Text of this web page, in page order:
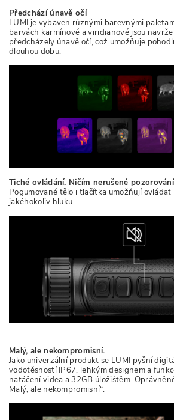
Předchází únavě očí
LUMI je vybaven různými barevnými
barvách karmínové a viridianové jsou
předcházely únavě očí, což umožňuje
dlouhou dobu.
Tiché ovládání. Ničím nerušené
Pogumované tělo i tlačítka umožňují
jakéhokoliv hluku.
Malý, ale nekompromisní.
Jako univerzální produkt se LUMI pyšní
vodotěsností IP67, lehkým designem a
natáčení videa a 32GB úložištěm.
Malý, ale nekompromisní“.